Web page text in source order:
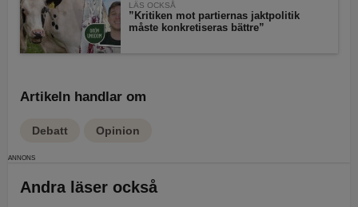
LÄS OCKSÅ
”Kritiken mot partiernas jaktpolitik
måste konkretiseras bättre”
Artikeln handlar om
Debatt Opinion
Andra läser också